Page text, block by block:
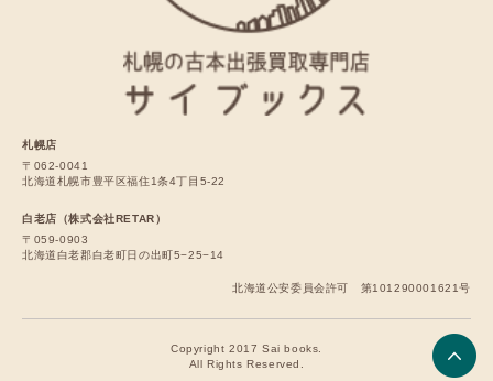
札幌店
〒062-0041
北海道札幌市豊平区福住1条4丁目5-22
白老店（株式会社RETAR）
〒059-0903
北海道白老郡白老町日の出町5−25−14
北海道公安委員会許可 第101290001621号
Copyright 2017 Sai books.
All Rights Reserved.